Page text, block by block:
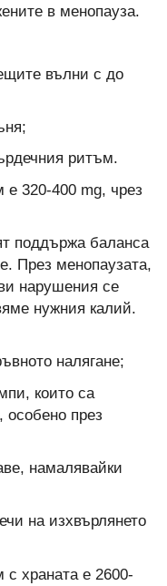
в менопауза.
вълни с до
ритъм.
320-400 mg, чрез
поддържа баланса
През менопаузата,
нарушения се
нужния калий.
налягане;
които са
особено през
намалявайки
на изхвърлянето
храната е 2600-